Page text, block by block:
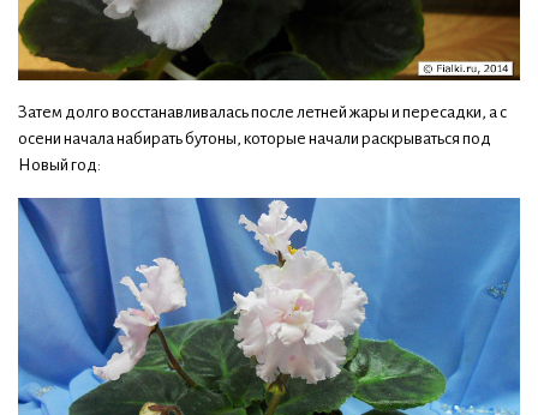
Затем долго восстанавливалась после летней жары и пересадки, а с
осени начала набирать бутоны, которые начали раскрываться под
Новый год: